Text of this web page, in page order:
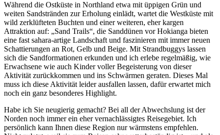
Während die Ostküste in Northland etwa mit üppigen Grün und
weiten Sandstränden zur Erholung einlädt, wartet die Westküste mit
wild zerklüfteten Buchten und einer weiteren, eher kargen
Attraktion auf: „Sand Trails“, die Sanddünen vor Hokianga bieten
eine fast sahara-artige Landschaft und faszinieren mit immer neuen
Schattierungen an Rot, Gelb und Beige. Mit Strandbuggys lassen
sich die Sandformationen erkunden und ich erlebe regelmäßig, wie
Erwachsene wie auch Kinder voller Begeisterung von dieser
Aktivität zurückkommen und ins Schwärmen geraten. Dieses Mal
muss ich diese Aktivität leider ausfallen lassen, dafür erwartet mich
noch ein ganz besonderes Highlight.
Habe ich Sie neugierig gemacht? Bei all der Abwechslung ist der
Norden noch immer ein eher vernachlässigtes Reisegebiet. Ich
persönlich kann Ihnen diese Region nur wärmstens empfehlen.